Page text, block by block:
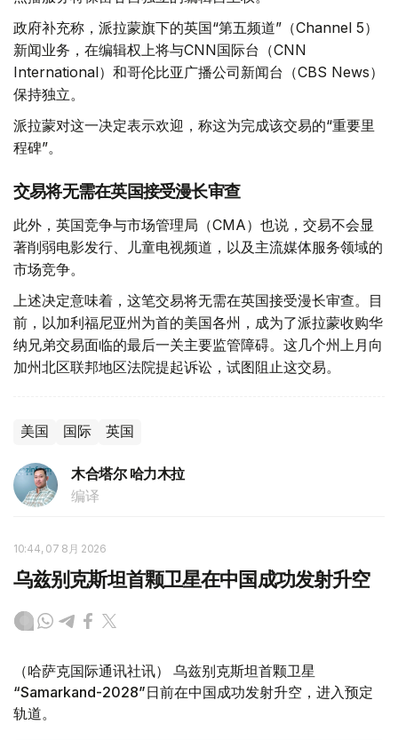
政府补充称，派拉蒙旗下的英国“第五频道”（Channel 5）
新闻业务，在编辑权上将与CNN国际台（CNN
International）和哥伦比亚广播公司新闻台（CBS News）
保持独立。
派拉蒙对这一决定表示欢迎，称这为完成该交易的“重要里
程碑”。
交易将无需在英国接受漫长审查
此外，英国竞争与市场管理局（CMA）也说，交易不会显
著削弱电影发行、儿童电视频道，以及主流媒体服务领域的
市场竞争。
上述决定意味着，这笔交易将无需在英国接受漫长审查。目
前，以加利福尼亚州为首的美国各州，成为了派拉蒙收购华
纳兄弟交易面临的最后一关主要监管障碍。这几个州上月向
加州北区联邦地区法院提起诉讼，试图阻止这交易。
美国 国际 英国
木合塔尔 哈力木拉
编译
10:44, 07 8月 2026
乌兹别克斯坦首颗卫星在中国成功发射升空
（哈萨克国际通讯社讯） 乌兹别克斯坦首颗卫星
“Samarkand-2028”日前在中国成功发射升空，进入预定
轨道。